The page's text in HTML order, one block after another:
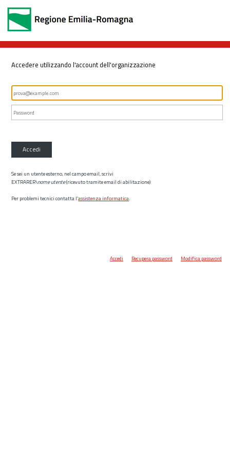
Accedere utilizzando l'account dell'organizzazione
Accedi
Se sei un utente esterno, nel campo email, scrivi
EXTRARER\nome utente(ricevuto tramite email di abilitazione)
Per problemi tecnici contatta l’assistenza informatica.
Accedi Recupera password Modifica password